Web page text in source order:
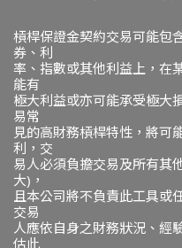
槓桿保證金契約交易可能包
券、利
率、指數或其他利益上，在
能有
極大利益或亦可能承受極大
易常
見的高財務槓桿特性，將可
利，交
易人必須負擔交易及所有其
大)，
且本公司將不負責此工具或
交易
人應依自身之財務狀況、經
估此